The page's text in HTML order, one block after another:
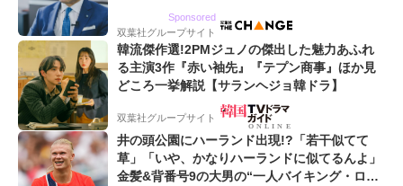
Sponsored
双葉社グループサイト
韓流傑作選!2PMジュノの傑出した魅力あふれ
る主演3作『赤い袖先』『テプン商事』ほか見
どころ一挙解説【サランヘジョ韓ドラ】
双葉社グループサイト
井の頭公園にハーランド出現!?「若干似てて
草」「いや、かなりハーランドに似てるんよ」
金髪&背番号9の大男の“一人バイキング・ロ